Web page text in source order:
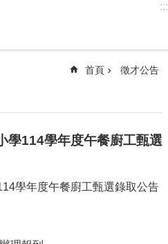
:::
首頁 徵才公告
學114學年度午餐廚工甄選
學年度午餐廚工甄選錄取公告